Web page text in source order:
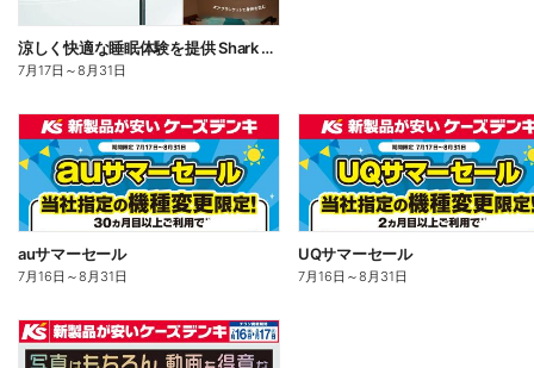
涼しく快適な睡眠体験を提供 Shark TUBOBLADE
7月17日 ～8月31日
auサマーセール
7月16日 ～8月31日
UQサマーセール
7月16日 ～8月31日